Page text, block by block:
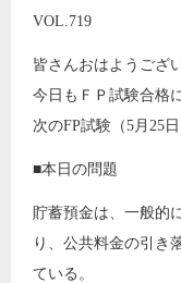
VOL.719
皆さんおはようござ
今日もＦＰ試験合格
次のFP試験（5月25
■本日の問題
貯蓄預金は、一般的
り、公共料金の引き
ている。